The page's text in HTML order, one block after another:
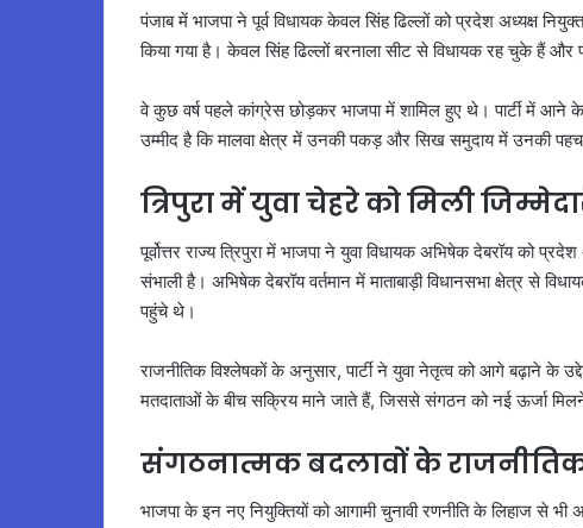
पंजाब में भाजपा ने पूर्व विधायक केवल सिंह ढिल्लों को प्रदेश अध्यक्ष
किया गया है। केवल सिंह ढिल्लों बरनाला सीट से विधायक रह चुके हैं
वे कुछ वर्ष पहले कांग्रेस छोड़कर भाजपा में शामिल हुए थे। पार्टी में आने के
उम्मीद है कि मालवा क्षेत्र में उनकी पकड़ और सिख समुदाय में उनकी
त्रिपुरा में युवा चेहरे को मिली
पूर्वोत्तर राज्य त्रिपुरा में भाजपा ने युवा विधायक अभिषेक देबरॉय को
संभाली है। अभिषेक देबरॉय वर्तमान में माताबाड़ी विधानसभा क्षेत्र से
पहुंचे थे।
राजनीतिक विश्लेषकों के अनुसार, पार्टी ने युवा नेतृत्व को आगे बढ़ाने के
मतदाताओं के बीच सक्रिय माने जाते हैं, जिससे संगठन को नई ऊर्जा मिलने
संगठनात्मक बदलावों के
भाजपा के इन नए नियुक्तियों को आगामी चुनावी रणनीति के लिहाज से भी